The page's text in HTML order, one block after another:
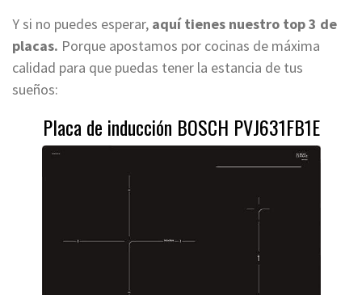
Y si no puedes esperar, aquí tienes nuestro top 3 de
placas. Porque apostamos por cocinas de máxima
calidad para que puedas tener la estancia de tus
sueños:
Placa de inducción BOSCH PVJ631FB1E